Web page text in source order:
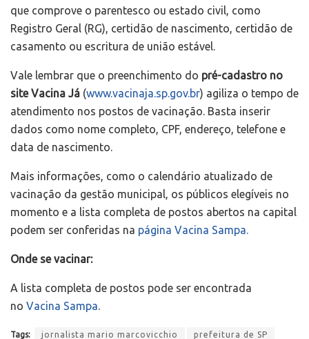
que comprove o parentesco ou estado civil, como
Registro Geral (RG), certidão de nascimento, certidão de
casamento ou escritura de união estável.
Vale lembrar que o preenchimento do pré-cadastro no
site Vacina Já (www.vacinaja.sp.gov.br) agiliza o tempo de
atendimento nos postos de vacinação. Basta inserir
dados como nome completo, CPF, endereço, telefone e
data de nascimento.
Mais informações, como o calendário atualizado de
vacinação da gestão municipal, os públicos elegíveis no
momento e a lista completa de postos abertos na capital
podem ser conferidas na página Vacina Sampa.
Onde se vacinar:
A lista completa de postos pode ser encontrada
no Vacina Sampa.
Tags: jornalista mario marcovicchio prefeitura de SP